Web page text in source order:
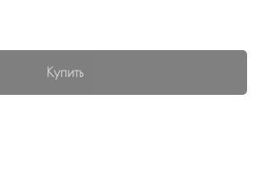
Купить